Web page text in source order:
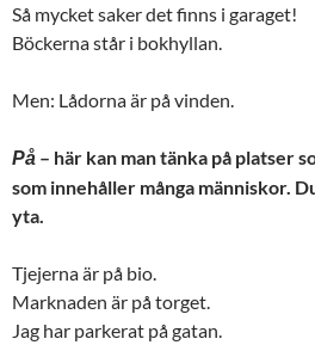
Så mycket saker det finns i garaget!
Böckerna står i bokhyllan.
Men: Lådorna är på vinden.
På – här kan man tänka på platser
som innehåller många människor.
yta.
Tjejerna är på bio.
Marknaden är på torget.
Jag har parkerat på gatan.